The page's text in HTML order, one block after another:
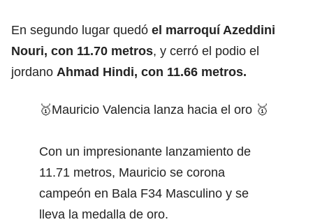
En segundo lugar quedó el marroquí Azeddini
Nouri, con 11.70 metros, y cerró el podio el
jordano Ahmad Hindi, con 11.66 metros.
🥇Mauricio Valencia lanza hacia el oro 🥇
Con un impresionante lanzamiento de
11.71 metros, Mauricio se corona
campeón en Bala F34 Masculino y se
lleva la medalla de oro.